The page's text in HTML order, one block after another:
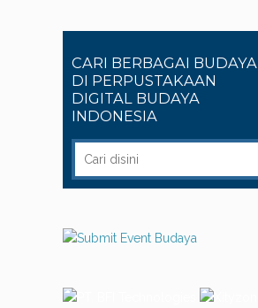
CARI BERBAGAI BUDAYA
DI PERPUSTAKAAN
DIGITAL BUDAYA
INDONESIA